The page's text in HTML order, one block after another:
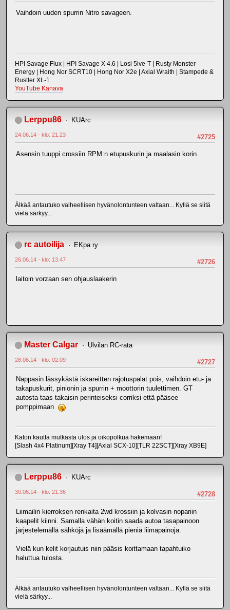
Vaihdoin uuden spurrin Nitro savageen.
HPI Savage Flux | HPI Savage X 4.6 | Losi 5ive-T | Rusty Monster
Energy | Hong Nor SCRT10 | Hong Nor X2e | Axial Wraith | Stampede &
Rustler XL-1
YouTube Kanava
Lerppu86 KUArc
#2725
24.06.14 - klo: 21.23
Asensin tuuppi crossiin RPM:n etupuskurin ja maalasin korin.
Älkää antautuko valheellisen hyvänolontunteen valtaan... Kyllä se siitä
vielä särkyy...
rc autoilija EKpa ry
#2726
26.06.14 - klo: 13.47
laitoin vorzaan sen ohjauslaakerin
Master Calgar Ulvilan RC-rata
#2727
28.06.14 - klo: 02.09
Nappasin lässykästä iskareitten rajotuspalat pois, vaihdoin etu- ja
takapuskurit, pinionin ja spurrin + moottorin tuulettimen. GT
autosta taas takaisin perinteiseksi corriksi että pääsee
pomppimaan
Katon kautta mutkasta ulos ja oikopolkua hakemaan!
[Slash 4x4 Platinum][Xray T4][Axial SCX-10][TLR 22SCT][Xray XB9E]
Lerppu86 KUArc
#2728
30.06.14 - klo: 21.36
Liimailin kierroksen renkaita 2wd krossiin ja kolvasin nopariin
kaapelit kiinni. Samalla vähän koitin saada autoa tasapainoon
järjestelemällä sähköjä ja lisäämällä pieniä liimapainoja.
Vielä kun kelit korjautuis niin pääsis koittamaan tapahtuiko
haluttua tulosta.
Älkää antautuko valheellisen hyvänolontunteen valtaan... Kyllä se siitä
vielä särkyy...